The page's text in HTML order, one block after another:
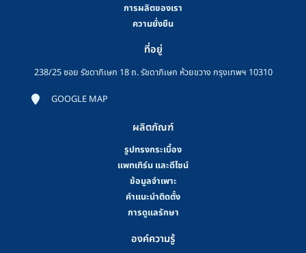
การผลิตของเรา
ความยั่งยืน
ที่อยู่
238/25 ซอย รัชดาภิเษก 18 ถ. รัชดาภิเษก ห้วยขวาง กรุงเทพฯ 10310
GOOGLE MAP
ผลิตภัณฑ์
รูปทรงกระเบื้อง
แพทเทิร์น และดีไซน์
ข้อมูลจำเพาะ
คําแนะนําติดตั้ง
การดูแลรักษา
องค์ความรู้